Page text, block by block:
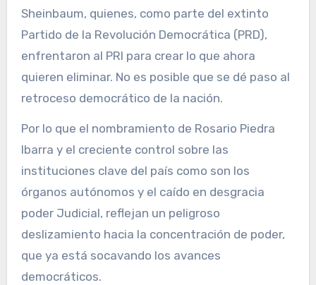
Sheinbaum, quienes, como parte del extinto
Partido de la Revolución Democrática (PRD),
enfrentaron al PRI para crear lo que ahora
quieren eliminar. No es posible que se dé paso al
retroceso democrático de la nación.
Por lo que el nombramiento de Rosario Piedra
Ibarra y el creciente control sobre las
instituciones clave del país como son los
órganos autónomos y el caído en desgracia
poder Judicial, reflejan un peligroso
deslizamiento hacia la concentración de poder,
que ya está socavando los avances
democráticos.